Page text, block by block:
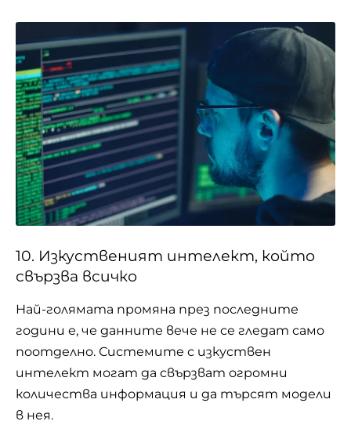
10. Изкуственият интелект, който
свързва всичко
Най-голямата промяна през последните
години е, че данните вече не се гледат само
поотделно. Системите с изкуствен
интелект могат да свързват огромни
количества информация и да търсят модели
в нея.